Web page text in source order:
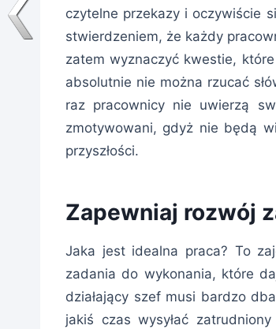
czytelne przekazy i oczywiście
stwierdzeniem, że każdy
zatem wyznaczyć kwestie,
absolutnie nie można rzucać
raz pracownicy nie uwierzą
zmotywowani, gdyż nie będą
przyszłości.
Zapewniaj rozwój
Jaka jest idealna praca? To
zadania do wykonania, które
działający szef musi bardzo
jakiś czas wysyłać